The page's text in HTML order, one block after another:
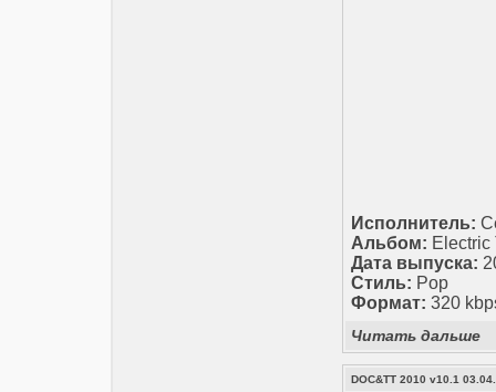
Исполнитель:
Альбом: Electric
Дата выпуска:
Стиль: Pop
Формат: 320
Читать дальше
DOC&TT 2010 v10.1